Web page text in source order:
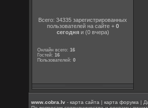
Всего: 34335 зарегистрированных
пользователей на сайте + 0
сегодняи (0 вчера)
Онлайн всего:16
Гостей:16
Пользователей:0
www.cobra.lv -карта сайта |карта форума |